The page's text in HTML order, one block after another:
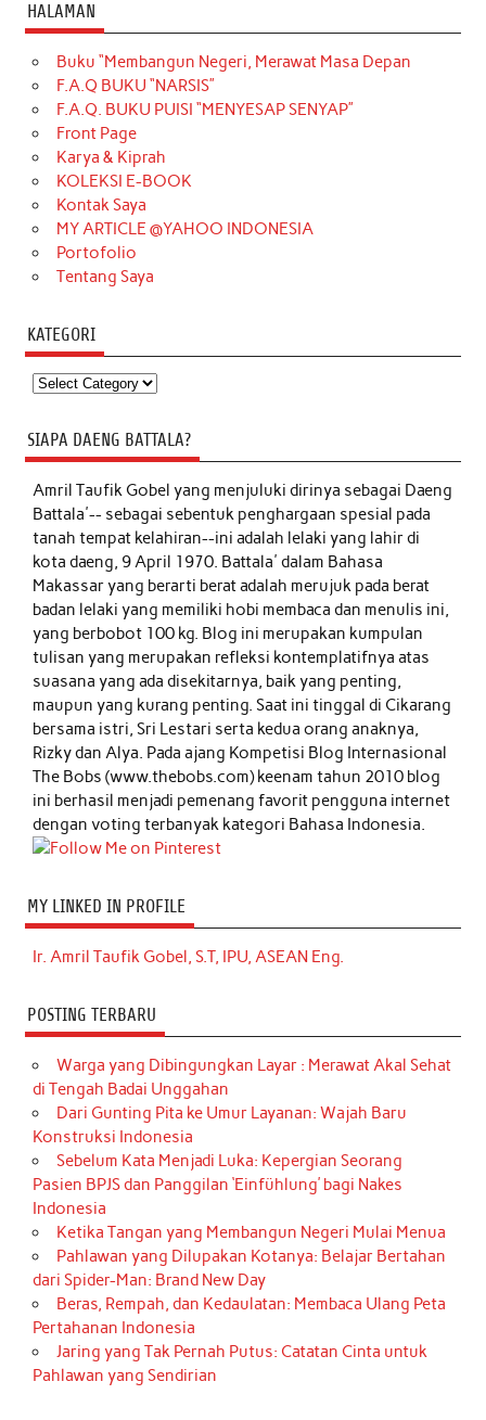
HALAMAN
Buku “Membangun Negeri, Merawat Masa Depan
F.A.Q BUKU “NARSIS”
F.A.Q. BUKU PUISI “MENYESAP SENYAP”
Front Page
Karya & Kiprah
KOLEKSI E-BOOK
Kontak Saya
MY ARTICLE @YAHOO INDONESIA
Portofolio
Tentang Saya
KATEGORI
Kategori
SIAPA DAENG BATTALA?
Amril Taufik Gobelyang menjuluki dirinya sebagai Daeng
Battala'-- sebagai sebentuk penghargaan spesial pada
tanah tempat kelahiran--ini adalah lelaki yang lahir di
kota daeng, 9 April 1970. Battala' dalam Bahasa
Makassar yang berarti berat adalah merujuk pada berat
badan lelaki yang memiliki hobi membaca dan menulis ini,
yang berbobot 100 kg. Blog ini merupakan kumpulan
tulisan yang merupakan refleksi kontemplatifnya atas
suasana yang ada disekitarnya, baik yang penting,
maupun yang kurang penting. Saat ini tinggal di Cikarang
bersama istri, Sri Lestari serta kedua orang anaknya,
Rizky dan Alya. Pada ajang Kompetisi Blog Internasional
The Bobs (www.thebobs.com) keenam tahun 2010 blog
ini berhasil menjadi pemenang favorit pengguna internet
dengan voting terbanyak kategori Bahasa Indonesia.
MY LINKED IN PROFILE
Ir. Amril Taufik Gobel, S.T, IPU, ASEAN Eng.
POSTING TERBARU
Warga yang Dibingungkan Layar : Merawat Akal Sehat
di Tengah Badai Unggahan
Dari Gunting Pita ke Umur Layanan: Wajah Baru
Konstruksi Indonesia
Sebelum Kata Menjadi Luka: Kepergian Seorang
Pasien BPJS dan Panggilan ‘Einfühlung’ bagi Nakes
Indonesia
Ketika Tangan yang Membangun Negeri Mulai Menua
Pahlawan yang Dilupakan Kotanya: Belajar Bertahan
dari Spider-Man: Brand New Day
Beras, Rempah, dan Kedaulatan: Membaca Ulang Peta
Pertahanan Indonesia
Jaring yang Tak Pernah Putus: Catatan Cinta untuk
Pahlawan yang Sendirian